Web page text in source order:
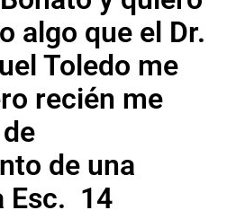
algo que el Dr.
Toledo me
recién me
de una
Esc. 14